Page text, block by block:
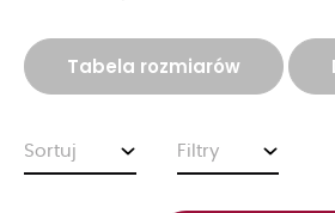
Tabela rozmiarów
Sortuj Filtry